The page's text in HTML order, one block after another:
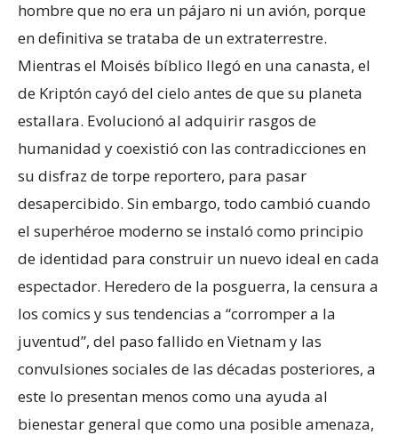
hombre que no era un pájaro ni un avión, porque
en definitiva se trataba de un extraterrestre.
Mientras el Moisés bíblico llegó en una canasta, el
de Kriptón cayó del cielo antes de que su planeta
estallara. Evolucionó al adquirir rasgos de
humanidad y coexistió con las contradicciones en
su disfraz de torpe reportero, para pasar
desapercibido. Sin embargo, todo cambió cuando
el superhéroe moderno se instaló como principio
de identidad para construir un nuevo ideal en cada
espectador. Heredero de la posguerra, la censura a
los comics y sus tendencias a “corromper a la
juventud”, del paso fallido en Vietnam y las
convulsiones sociales de las décadas posteriores, a
este lo presentan menos como una ayuda al
bienestar general que como una posible amenaza,